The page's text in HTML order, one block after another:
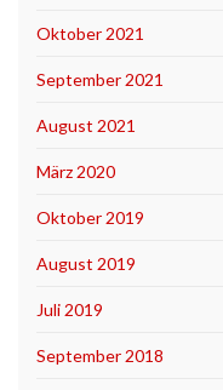
Oktober 2021
September 2021
August 2021
März 2020
Oktober 2019
August 2019
Juli 2019
September 2018